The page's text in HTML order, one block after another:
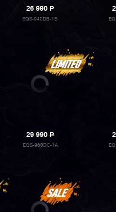
26 990P
EQS-940DB-1B
29 990P
EQS-960DC-1A